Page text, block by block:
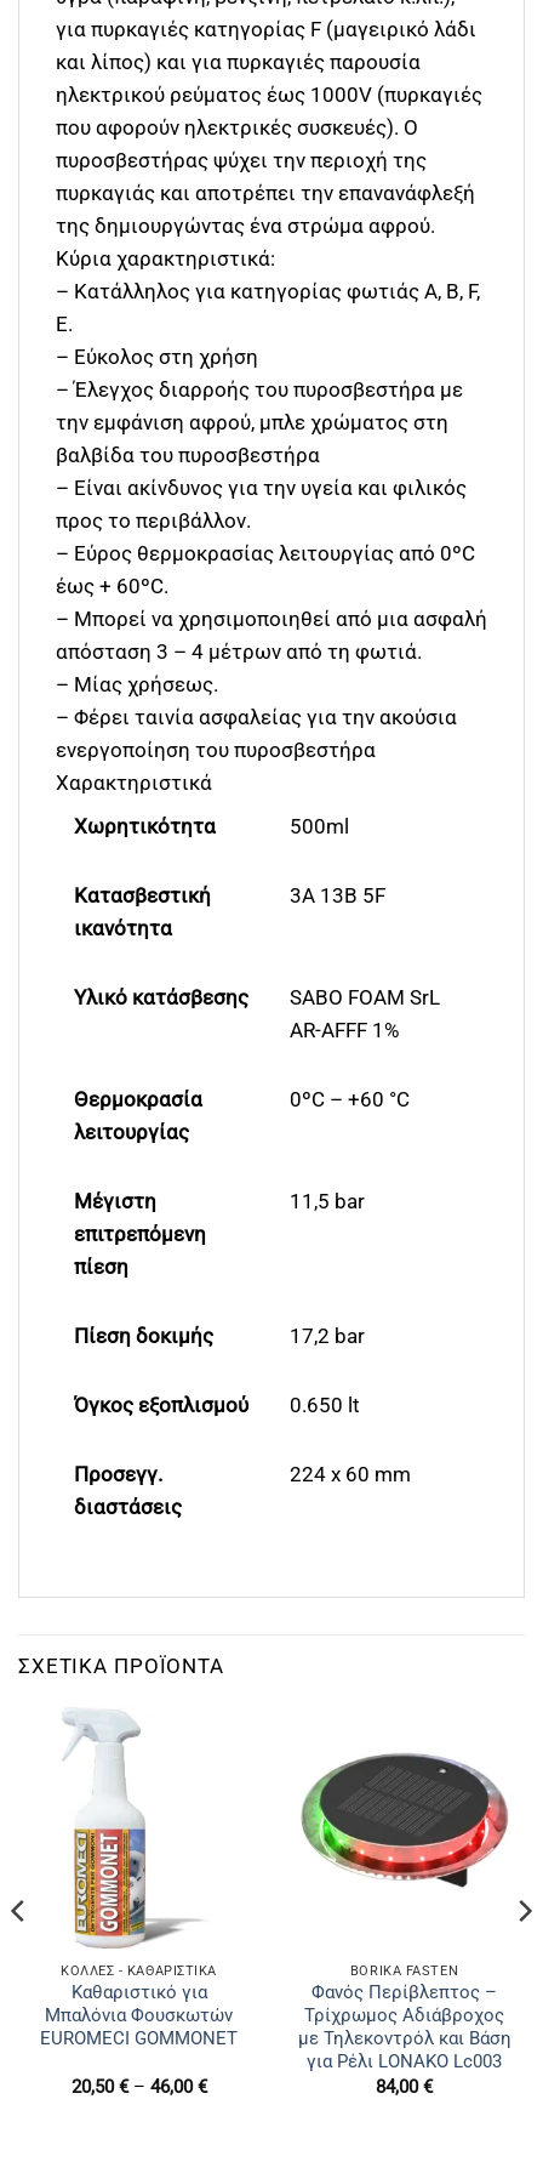
για πυρκαγιές κατηγορίας F (μαγειρικό λάδι
και λίπος) και για πυρκαγιές παρουσία
ηλεκτρικού ρεύματος έως 1000V (πυρκαγιές
που αφορούν ηλεκτρικές συσκευές). Ο
πυροσβεστήρας ψύχει την περιοχή της
πυρκαγιάς και αποτρέπει την επανανάφλεξή
της δημιουργώντας ένα στρώμα αφρού.
Κύρια χαρακτηριστικά:
– Κατάλληλος για κατηγορίας φωτιάς A, B, F,
E.
– Εύκολος στη χρήση
– Έλεγχος διαρροής του πυροσβεστήρα με
την εμφάνιση αφρού, μπλε χρώματος στη
βαλβίδα του πυροσβεστήρα
– Είναι ακίνδυνος για την υγεία και φιλικός
προς το περιβάλλον.
– Εύρος θερμοκρασίας λειτουργίας από 0ºC
έως + 60ºC.
– Μπορεί να χρησιμοποιηθεί από μια ασφαλή
απόσταση 3 – 4 μέτρων από τη φωτιά.
– Μίας χρήσεως.
– Φέρει ταινία ασφαλείας για την ακούσια
ενεργοποίηση του πυροσβεστήρα
Χαρακτηριστικά
Χωρητικότητα
500ml
Κατασβεστική
ικανότητα
3A 13B 5F
Υλικό κατάσβεσης
SABO FOAM SrL
AR-AFFF 1%
Θερμοκρασία
λειτουργίας
0ºC – +60 °C
Μέγιστη
επιτρεπόμενη
πίεση
11,5 bar
Πίεση δοκιμής 17,2 bar
Όγκος εξοπλισμού 0.650 lt
Προσεγγ.
διαστάσεις
224 x 60 mm
ΣΧΕΤΙΚΆ ΠΡΟΪΌΝΤΑ
ΚΌΛΛΕΣ - ΚΑΘΑΡΙΣΤΙΚΆ
Καθαριστικό για
Μπαλόνια Φουσκωτών
EUROMECI GOMMONET
20,50€ – 46,00€Price
BORIKA FASTEN
Φανός Περίβλεπτος –
Τρίχρωμος Αδιάβροχος
με Τηλεκοντρόλ και Βάση
για Ρέλι LONAKO Lc003
84,00€